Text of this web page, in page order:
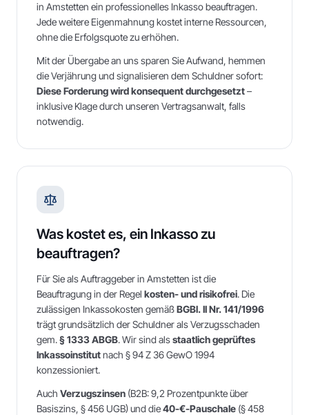
in Amstetten ein professionelles Inkasso beauftragen.
Jede weitere Eigenmahnung kostet interne Ressourcen,
ohne die Erfolgsquote zu erhöhen.
Mit der Übergabe an uns sparen Sie Aufwand, hemmen
die Verjährung und signalisieren dem Schuldner sofort:
Diese Forderung wird konsequent durchgesetzt–
inklusive Klage durch unseren Vertragsanwalt, falls
notwendig.
Was kostet es, ein Inkasso zu
beauftragen?
Für Sie als Auftraggeber in Amstetten ist die
Beauftragung in der Regel kosten- und risikofrei. Die
zulässigen Inkassokosten gemäßBGBl. II Nr. 141/1996
trägt grundsätzlich der Schuldner als Verzugsschaden
gem.§ 1333 ABGB. Wir sind alsstaatlich geprüftes
Inkassoinstitutnach § 94 Z 36 GewO 1994
konzessioniert.
Auch Verzugszinsen (B2B: 9,2 Prozentpunkte über
Basiszins, § 456 UGB) und die40-€-Pauschale (§ 458